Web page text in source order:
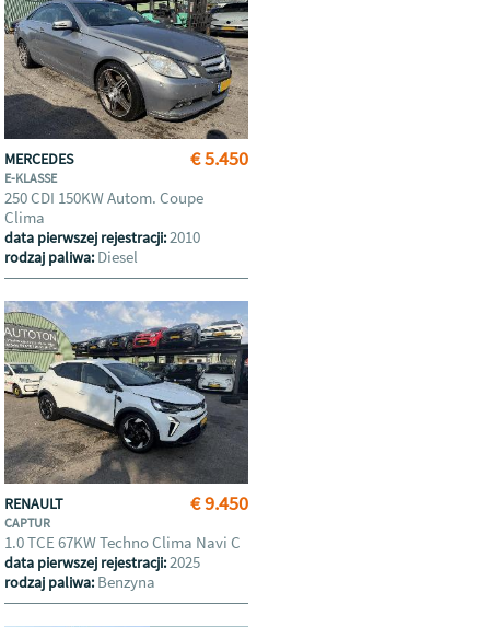
€ 5.450
MERCEDES
E-KLASSE
250 CDI 150KW Autom. Coupe
Clima
data pierwszej rejestracji:2010
rodzaj paliwa: Diesel
€ 9.450
RENAULT
CAPTUR
1.0 TCE 67KW Techno Clima Navi C
data pierwszej rejestracji:2025
rodzaj paliwa: Benzyna